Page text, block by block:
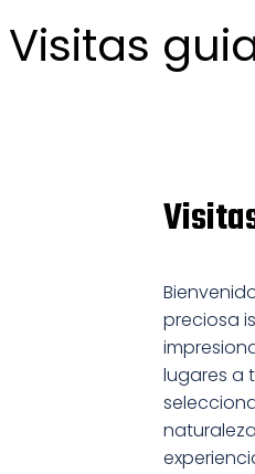
Visitas
preciosa
lugares a